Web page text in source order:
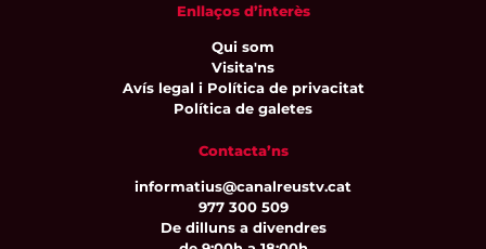
Enllaços d’interès
Qui som
Visita'ns
Avís legal i Política de privacitat
Política de galetes
Contacta’ns
informatius@canalreustv.cat
977 300 509
De dilluns a divendres